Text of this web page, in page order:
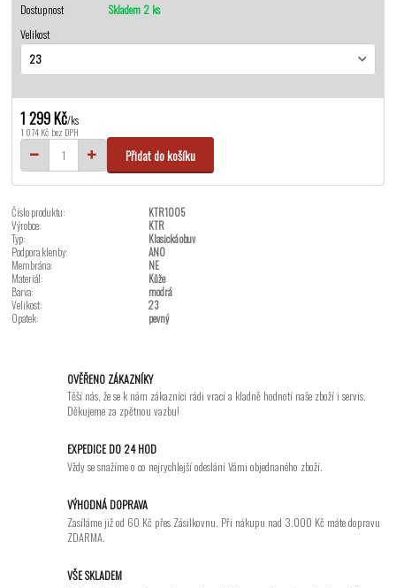
Dostupnost
Skladem 2 ks
Velikost
1 299 Kč/ks
1 074 Kč bez DPH
Přidat do košíku
Číslo produktu:
KTR1005
Výrobce:
KTR
Typ:
Klasická obuv
Podpora klenby:
ANO
Membrána:
NE
Materiál:
Kůže
Barva:
modrá
Velikost:
23
Opatek:
pevný
OVĚŘENO ZÁKAZNÍKY
Těší nás, že se k nám zákazníci rádi vrací a kladně hodnotí naše zboží i servis.
Děkujeme za zpětnou vazbu!
EXPEDICE DO 24 HOD
Vždy se snažíme o co nejrychlejší odeslání Vámi objednaného zboží.
VÝHODNÁ DOPRAVA
Zasíláme již od 60 Kč přes Zásilkovnu. Při nákupu nad 3.000 Kč máte dopravu
ZDARMA.
VŠE SKLADEM